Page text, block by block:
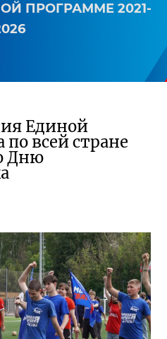
ПРОГРАММЕ 2021-
Единой
по всей стране
Дню